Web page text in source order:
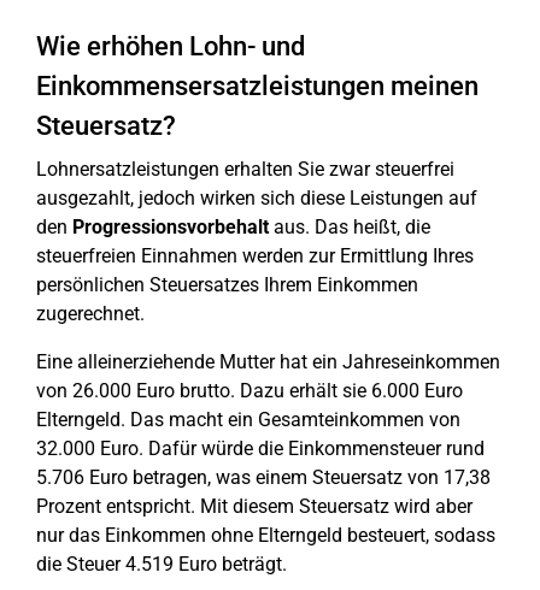
Wie erhöhen Lohn- und
Einkommensersatzleistungen meinen
Steuersatz?
Lohnersatzleistungen erhalten Sie zwar steuerfrei
ausgezahlt, jedoch wirken sich diese Leistungen auf
den Progressionsvorbehaltaus. Das heißt, die
steuerfreien Einnahmen werden zur Ermittlung Ihres
persönlichen Steuersatzes Ihrem Einkommen
zugerechnet.
Eine alleinerziehende Mutter hat ein Jahreseinkommen
von 26.000 Euro brutto. Dazu erhält sie 6.000 Euro
Elterngeld. Das macht ein Gesamteinkommen von
32.000 Euro. Dafür würde die Einkommensteuer rund
5.706 Euro betragen, was einem Steuersatz von 17,38
Prozent entspricht. Mit diesem Steuersatz wird aber
nur das Einkommen ohne Elterngeld besteuert, sodass
die Steuer 4.519 Euro beträgt.